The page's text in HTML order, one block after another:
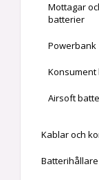
Mottagar
batterier
Powerbank
Airsoft
Kablar och
Batterihållare